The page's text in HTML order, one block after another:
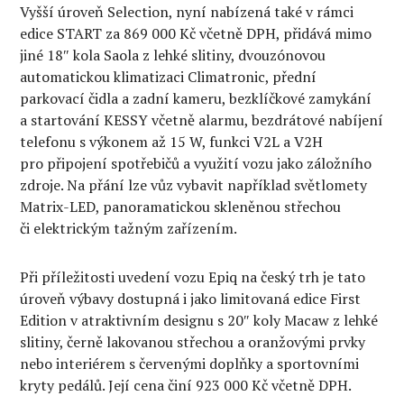
Vyšší úroveň Selection, nyní nabízená také v rámci
edice START za 869 000 Kč včetně DPH, přidává mimo
jiné 18″ kola Saola z lehké slitiny, dvouzónovou
automatickou klimatizaci Climatronic, přední
parkovací čidla a zadní kameru, bezklíčkové zamykání
a startování KESSY včetně alarmu, bezdrátové nabíjení
telefonu s výkonem až 15 W, funkci V2L a V2H
pro připojení spotřebičů a využití vozu jako záložního
zdroje. Na přání lze vůz vybavit například světlomety
Matrix-LED, panoramatickou skleněnou střechou
či elektrickým tažným zařízením.
Při příležitosti uvedení vozu Epiq na český trh je tato
úroveň výbavy dostupná i jako limitovaná edice First
Edition v atraktivním designu s 20″ koly Macaw z lehké
slitiny, černě lakovanou střechou a oranžovými prvky
nebo interiérem s červenými doplňky a sportovními
kryty pedálů. Její cena činí 923 000 Kč včetně DPH.